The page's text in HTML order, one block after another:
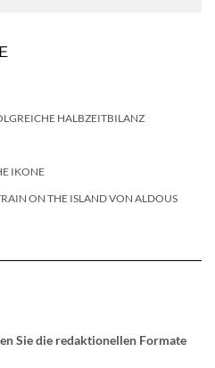
HALBZEITBILANZ
IKONE
ON THE ISLAND VON ALDOUS
Sie die redaktionellen Formate